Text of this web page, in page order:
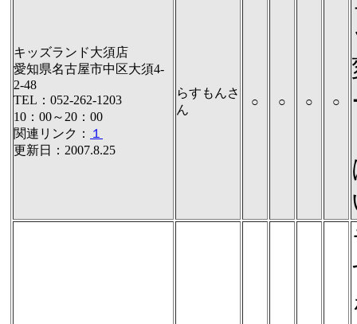
キッズランド大須店
愛知県名古屋市中区大須4-
2-48
TEL：052-262-1203
10：00～20：00
関連リンク：
１
更新日：2007.8.25
らすもんさ
ん
○ ○ ○ ○